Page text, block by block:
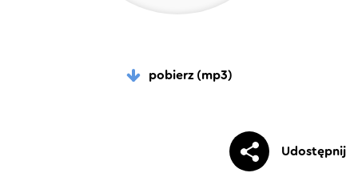
pobierz (mp3)
Udostępnij